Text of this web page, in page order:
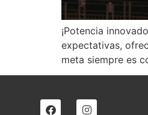
¡Potencia
expectativas,
meta siempre es